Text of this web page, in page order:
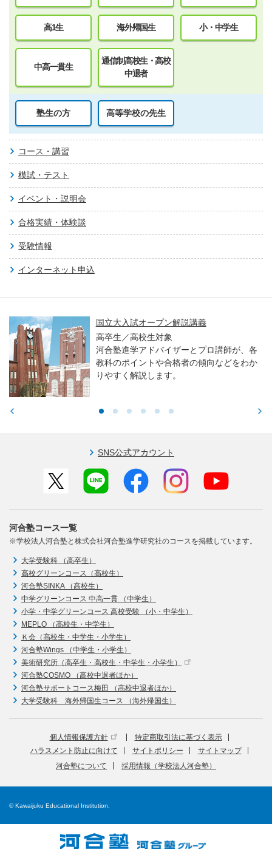
高1生 海外帰国生 小・中学生
中高一貫生
通信制高校生・高校
中退者
塾生の方 高等学校の先生
コース・講習
模試・テスト
イベント・説明会
合格実績・体験談
受験情報
インターネット申込
国立大入試オープン解説講義
高卒生／高校生対象
河合塾進学アドバイザーとプロ講師が、各
教科のポイントや合格者の傾向などをわか
りやすく解説します。
SNS公式アカウント
河合塾コース一覧
※学校法人河合塾と株式会社河合塾進学研究社のコースを掲載しています。
大学受験科 （高卒生）
高校グリーンコース（高校生）
河合塾SINKA （高校生）
中学グリーンコース 中高一貫 （中学生）
小学・中学グリーンコース 高校受験 （小・中学生）
MEPLO （高校生・中学生）
Ｋ会（高校生・中学生・小学生）
河合塾Wings （中学生・小学生）
美術研究所（高卒生・高校生・中学生・小学生）
河合塾COSMO （高校中退者ほか）
河合塾サポートコース梅田 （高校中退者ほか）
大学受験科 海外帰国生コース （海外帰国生）
個人情報保護方針
特定商取引法に基づく表示
ハラスメント防止に向けて
サイトポリシー
サイトマップ
河合塾について
採用情報（学校法人河合塾）
© Kawaijuku Educational Institution.